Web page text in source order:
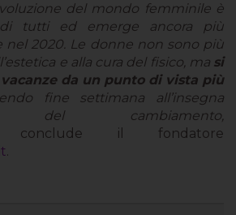
del mondo femminile è
tutti ed emerge ancora più
2020. Le donne non sono più
e alla cura del fisico, ma si
da un punto di vista più
fine settimana all’insegna
del cambiamento,
il fondatore
.